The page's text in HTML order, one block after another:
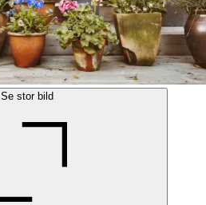
Se stor bild